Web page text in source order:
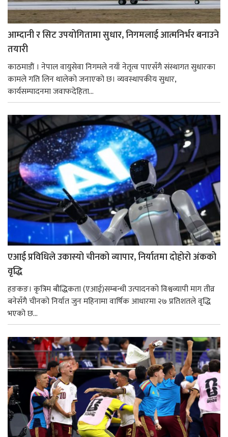
आम्दानी र सिट उपयोगितामा सुधार, निगमलाई आत्मनिर्भर बनाउने
तयारी
काठमाडाैं । नेपाल वायुसेवा निगमले नयाँ नेतृत्व पाएसँगै संस्थागत सुधारका
कामले गति लिन थालेको जनाएको छ। व्यवस्थापकीय सुधार,
कार्यसम्पादनमा जवाफदेहिता...
एआई प्रविधिले उकास्यो चीनको व्यापार, निर्यातमा दोहोरो अंकको
वृद्धि
हङकङ। कृत्रिम बौद्धिकता (एआई)सम्बन्धी उत्पादनको विश्वव्यापी माग तीव्र
बनेसँगै चीनको निर्यात जुन महिनामा वार्षिक आधारमा २७ प्रतिशतले वृद्धि
भएको छ...